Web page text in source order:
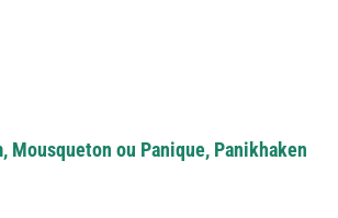
Mousqueton ou Panique, Panikhaken